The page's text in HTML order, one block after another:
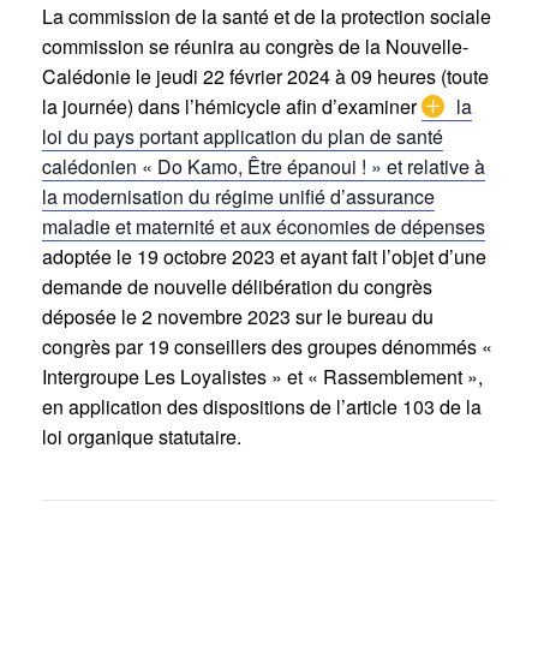
La commission de la santé et de la protection sociale
commission se réunira au congrès de la Nouvelle-
Calédonie le jeudi 22 février 2024 à 09 heures (toute
la journée) dans l’hémicycle afin d’examiner
la
loi du pays portant application du plan de santé
calédonien « Do Kamo, Être épanoui ! » et relative à
la modernisation du régime unifié d’assurance
maladie et maternité et aux économies de dépenses
adoptée le 19 octobre 2023 et ayant fait l’objet d’une
demande de nouvelle délibération du congrès
déposée le 2 novembre 2023 sur le bureau du
congrès par 19 conseillers des groupes dénommés «
Intergroupe Les Loyalistes » et « Rassemblement »,
en application des dispositions de l’article 103 de la
loi organique statutaire.